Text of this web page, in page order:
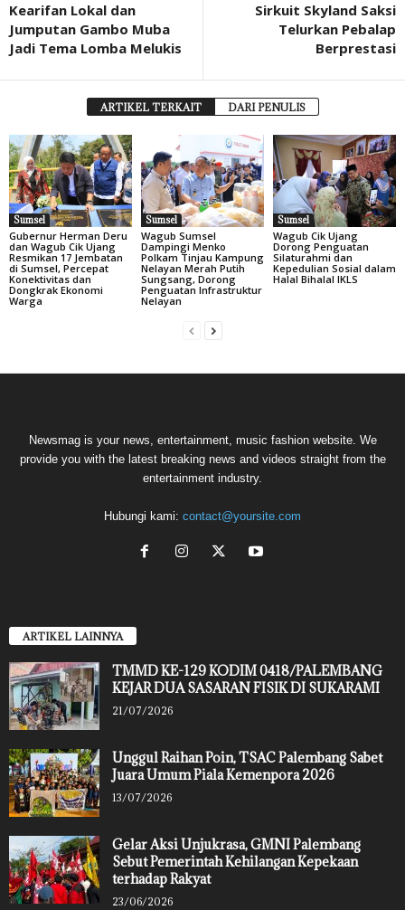
Kearifan Lokal dan
Jumputan Gambo Muba
Jadi Tema Lomba Melukis
Sirkuit Skyland Saksi
Telurkan Pebalap
Berprestasi
ARTIKEL TERKAIT DARI PENULIS
Sumsel
Gubernur Herman Deru
dan Wagub Cik Ujang
Resmikan 17 Jembatan
di Sumsel, Percepat
Konektivitas dan
Dongkrak Ekonomi
Warga
Sumsel
Wagub Sumsel
Dampingi Menko
Polkam Tinjau Kampung
Nelayan Merah Putih
Sungsang, Dorong
Penguatan Infrastruktur
Nelayan
Sumsel
Wagub Cik Ujang
Dorong Penguatan
Silaturahmi dan
Kepedulian Sosial dalam
Halal Bihalal IKLS
Newsmag is your news, entertainment, music fashion website. We
provide you with the latest breaking news and videos straight from the
entertainment industry.
Hubungi kami: contact@yoursite.com
ARTIKEL LAINNYA
TMMD KE-129 KODIM 0418/PALEMBANG
KEJAR DUA SASARAN FISIK DI SUKARAMI
21/07/2026
Unggul Raihan Poin, TSAC Palembang Sabet
Juara Umum Piala Kemenpora 2026
13/07/2026
Gelar Aksi Unjukrasa, GMNI Palembang
Sebut Pemerintah Kehilangan Kepekaan
terhadap Rakyat
23/06/2026